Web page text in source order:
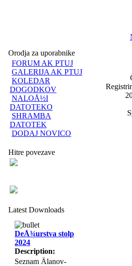
Orodja za uporabnike
FORUM AK PTUJ
GALERIJA AK PTUJ
KOLEDAR
DOGODKOV
NALOÅ½I
DATOTEKO
SHRAMBA
DATOTEK
DODAJ NOVICO
Hitre povezave
Latest Downloads
DeÅ¾urstva stolp
2024
Description:
Seznam Älanov-